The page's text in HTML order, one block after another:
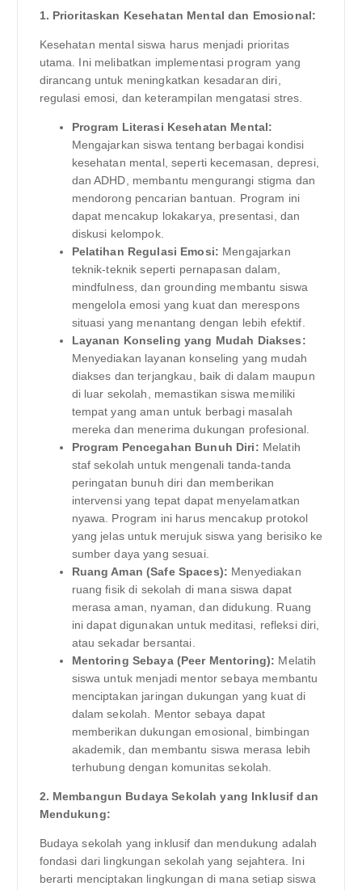
1. Prioritaskan Kesehatan Mental dan Emosional:
Kesehatan mental siswa harus menjadi prioritas
utama. Ini melibatkan implementasi program yang
dirancang untuk meningkatkan kesadaran diri,
regulasi emosi, dan keterampilan mengatasi stres.
Program Literasi Kesehatan Mental:
Mengajarkan siswa tentang berbagai kondisi
kesehatan mental, seperti kecemasan, depresi,
dan ADHD, membantu mengurangi stigma dan
mendorong pencarian bantuan. Program ini
dapat mencakup lokakarya, presentasi, dan
diskusi kelompok.
Pelatihan Regulasi Emosi: Mengajarkan
teknik-teknik seperti pernapasan dalam,
mindfulness, dan grounding membantu siswa
mengelola emosi yang kuat dan merespons
situasi yang menantang dengan lebih efektif.
Layanan Konseling yang Mudah Diakses:
Menyediakan layanan konseling yang mudah
diakses dan terjangkau, baik di dalam maupun
di luar sekolah, memastikan siswa memiliki
tempat yang aman untuk berbagi masalah
mereka dan menerima dukungan profesional.
Program Pencegahan Bunuh Diri: Melatih
staf sekolah untuk mengenali tanda-tanda
peringatan bunuh diri dan memberikan
intervensi yang tepat dapat menyelamatkan
nyawa. Program ini harus mencakup protokol
yang jelas untuk merujuk siswa yang berisiko ke
sumber daya yang sesuai.
Ruang Aman (Safe Spaces): Menyediakan
ruang fisik di sekolah di mana siswa dapat
merasa aman, nyaman, dan didukung. Ruang
ini dapat digunakan untuk meditasi, refleksi diri,
atau sekadar bersantai.
Mentoring Sebaya (Peer Mentoring): Melatih
siswa untuk menjadi mentor sebaya membantu
menciptakan jaringan dukungan yang kuat di
dalam sekolah. Mentor sebaya dapat
memberikan dukungan emosional, bimbingan
akademik, dan membantu siswa merasa lebih
terhubung dengan komunitas sekolah.
2. Membangun Budaya Sekolah yang Inklusif dan
Mendukung:
Budaya sekolah yang inklusif dan mendukung adalah
fondasi dari lingkungan sekolah yang sejahtera. Ini
berarti menciptakan lingkungan di mana setiap siswa